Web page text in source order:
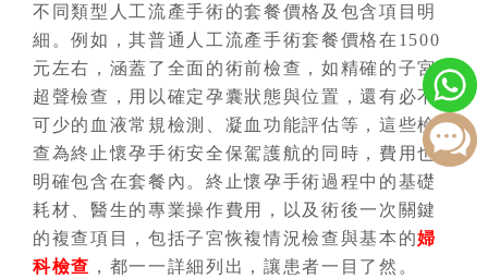
不同類型人工流產手術的套餐價格及包含項目明
細。例如，其普通人工流產手術套餐價格在1500
元左右，涵蓋了全面的術前檢查，如精確的子宮
超聲檢查，用以確定孕囊狀態與位置，還有必不
可少的血液常規檢測、凝血功能評估等，這些檢
查為終止懷孕手術安全保駕護航的同時，費用也
明確包含在套餐內。終止懷孕手術過程中的基礎
耗材、醫生的專業操作費用，以及術後一次關鍵
的複查項目，包括子宮恢複情況檢查與基本的婦
科檢查 ，都一一詳細列出，讓患者一目了然。